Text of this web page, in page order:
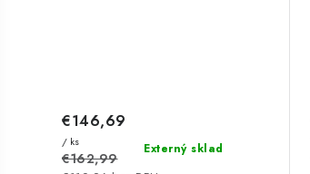
Externý sklad
€146,69
/ ks
€162,99